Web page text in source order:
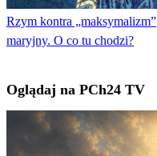
Rzym kontra „maksymalizm”
maryjny. O co tu chodzi?
Oglądaj na PCh24 TV